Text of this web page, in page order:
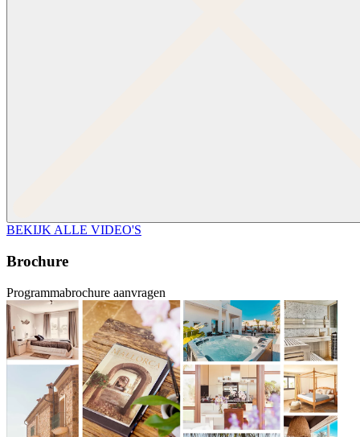
BEKIJK ALLE VIDEO'S
Brochure
Programmabrochure aanvragen